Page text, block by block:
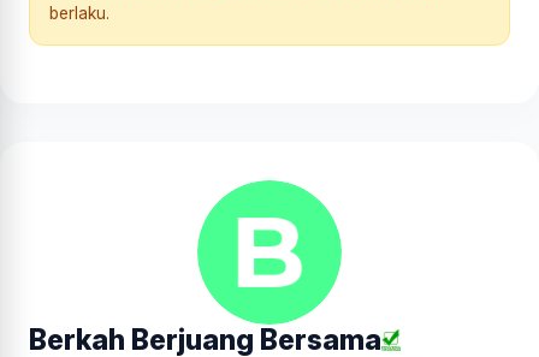
berlaku.
Berkah Berjuang Bersama